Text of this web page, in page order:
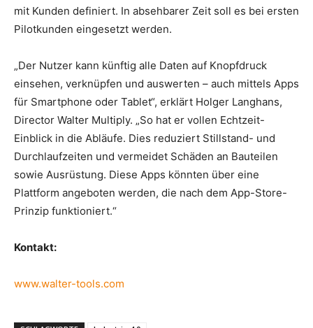
mit Kunden definiert. In absehbarer Zeit soll es bei ersten
Pilotkunden eingesetzt werden.
„Der Nutzer kann künftig alle Daten auf Knopfdruck
einsehen, verknüpfen und auswerten – auch mittels Apps
für Smartphone oder Tablet“, erklärt Holger Langhans,
Director Walter Multiply. „So hat er vollen Echtzeit-
Einblick in die Abläufe. Dies reduziert Stillstand- und
Durchlaufzeiten und vermeidet Schäden an Bauteilen
sowie Ausrüstung. Diese Apps könnten über eine
Plattform angeboten werden, die nach dem App-Store-
Prinzip funktioniert.“
Kontakt:
www.walter-tools.com